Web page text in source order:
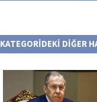
KATEGORİDEKİ DİĞER